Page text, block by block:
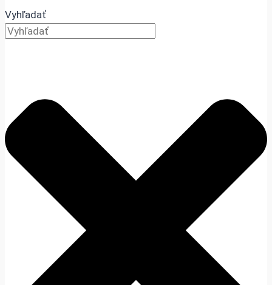
Vyhľadať